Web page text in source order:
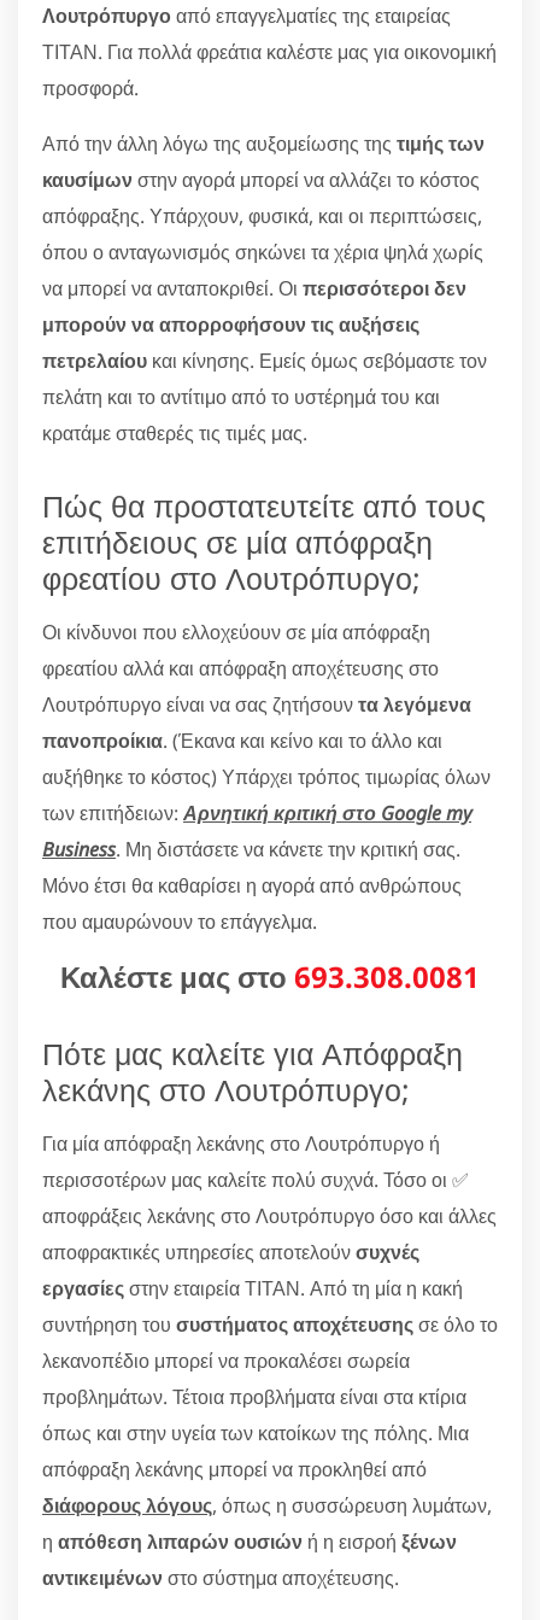
Λουτρόπυργοαπό επαγγελματίες της εταιρείας
ΤΙΤΑΝ. Για πολλά φρεάτια καλέστε μας για οικονομική
προσφορά.
Από την άλλη λόγω της αυξομείωσης της τιμής των
καυσίμωνστην αγορά μπορεί να αλλάζει το κόστος
απόφραξης. Υπάρχουν, φυσικά, και οι περιπτώσεις,
όπου ο ανταγωνισμός σηκώνει τα χέρια ψηλά χωρίς
να μπορεί να ανταποκριθεί. Οι περισσότεροι δεν
μπορούν να απορροφήσουν τις αυξήσεις
πετρελαίου και κίνησης. Εμείς όμως σεβόμαστε τον
πελάτη και το αντίτιμο από το υστέρημά του και
κρατάμε σταθερές τις τιμές μας.
Πώς θα προστατευτείτε από τους
επιτήδειους σε μία απόφραξη
φρεατίου στο Λουτρόπυργο;
Οι κίνδυνοι που ελλοχεύουν σε μία απόφραξη
φρεατίου αλλά και απόφραξη αποχέτευσης στο
Λουτρόπυργο είναι να σας ζητήσουντα λεγόμενα
πανοπροίκια. (Έκανα και κείνο και το άλλο και
αυξήθηκε το κόστος) Υπάρχει τρόπος τιμωρίας όλων
των επιτήδειων: Αρνητική κριτική στο Google my
Business. Μη διστάσετε να κάνετε την κριτική σας.
Μόνο έτσι θα καθαρίσει η αγορά από ανθρώπους
που αμαυρώνουν το επάγγελμα.
Καλέστε μας στο 693.308.0081
Πότε μας καλείτε για Απόφραξη
λεκάνης στο Λουτρόπυργο;
Για μία απόφραξη λεκάνης στο Λουτρόπυργο ή
περισσοτέρων μας καλείτε πολύ συχνά. Τόσο οι ✅
αποφράξεις λεκάνης στο Λουτρόπυργο όσο και άλλες
αποφρακτικές υπηρεσίες αποτελούνσυχνές
εργασίεςστην εταιρεία ΤΙΤΑΝ. Από τη μία η κακή
συντήρηση του συστήματος αποχέτευσηςσε όλο το
λεκανοπέδιο μπορεί να προκαλέσει σωρεία
προβλημάτων. Τέτοια προβλήματα είναι στα κτίρια
όπως και στην υγεία των κατοίκων της πόλης. Μια
απόφραξη λεκάνης μπορεί να προκληθεί από
διάφορους λόγους, όπως η συσσώρευση λυμάτων,
η απόθεση λιπαρών ουσιών ή η εισροή ξένων
αντικειμένωνστο σύστημα αποχέτευσης.